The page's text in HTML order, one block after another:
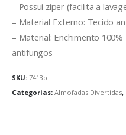
– Possui zíper (facilita a
– Material Externo: Tecido
– Material: Enchimento
antifungos
SKU: 7413p
Categorias: Almofadas Divertidas,